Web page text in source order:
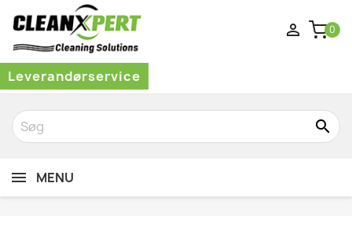
0

Leverandørservice
search
MENU